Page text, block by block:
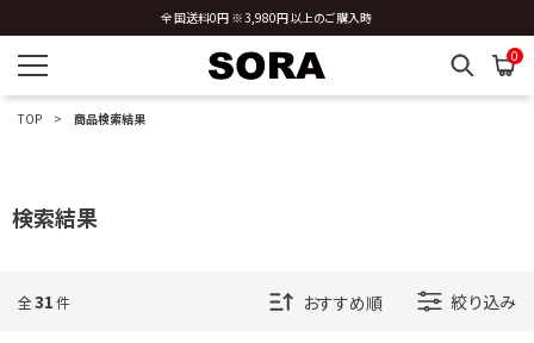
全国送料0円 ※3,980円以上のご購入時
0
TOP 商品検索結果
検索結果
全31 件 絞り込み